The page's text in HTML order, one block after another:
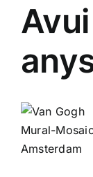
Mural-
Amsterdam